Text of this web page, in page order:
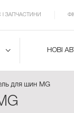
І ЗАПЧАСТИНИ
НОВІ
для шин MG